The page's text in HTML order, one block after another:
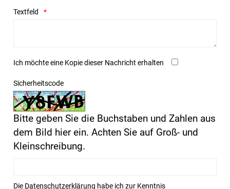
Textfeld
Ich möchte eine Kopie dieser Nachricht erhalten
Sicherheitscode
Bitte geben Sie die Buchstaben und Zahlen aus
dem Bild hier ein. Achten Sie auf Groß- und
Kleinschreibung.
Die Datenschutzerklärung habe ich zur Kenntnis